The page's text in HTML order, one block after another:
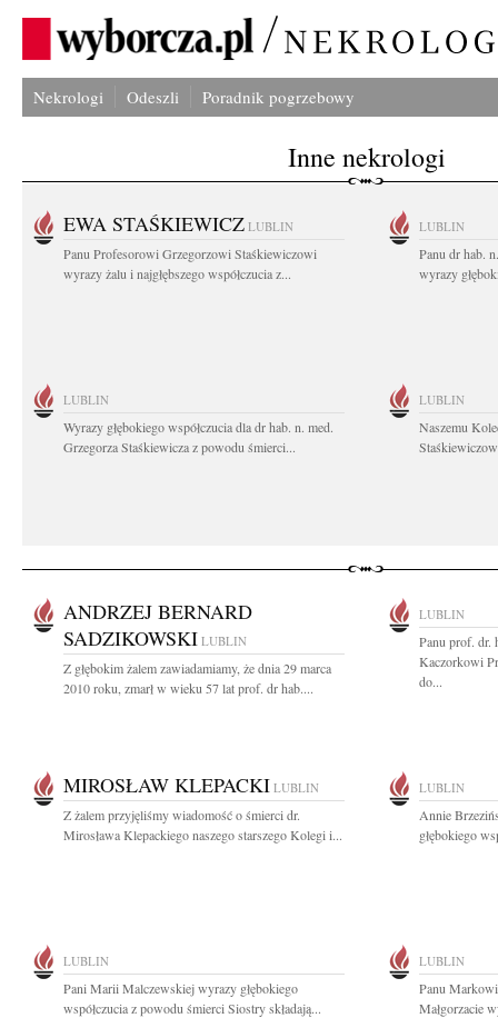
Nekrologi Odeszli Poradnik pogrzebowy
Inne nekrologi
EWA STAŚKIEWICZ LUBLIN
Panu Profesorowi Grzegorzowi Staśkiewiczowi
wyrazy żalu i najgłębszego współczucia z...
LUBLIN
Panu dr hab.
wyrazy
LUBLIN
Wyrazy głębokiego współczucia dla dr hab. n. med.
Grzegorza Staśkiewicza z powodu śmierci...
LUBLIN
Naszemu
ANDRZEJ BERNARD
SADZIKOWSKI LUBLIN
Z głębokim żalem zawiadamiamy, że dnia 29 marca
2010 roku, zmarł w wieku 57 lat prof. dr hab....
LUBLIN
Panu prof. dr.
Kaczorkowi
do...
MIROSŁAW KLEPACKI LUBLIN
Z żalem przyjęliśmy wiadomość o śmierci dr.
Mirosława Klepackiego naszego starszego Kolegi i...
LUBLIN
Annie
głębokiego
LUBLIN
Pani Marii Malczewskiej wyrazy głębokiego
współczucia z powodu śmierci Siostry składają...
LUBLIN
Panu
Małgorzacie